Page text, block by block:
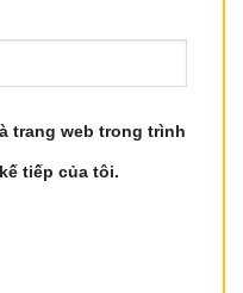
trang web trong trình
tiếp của tôi.